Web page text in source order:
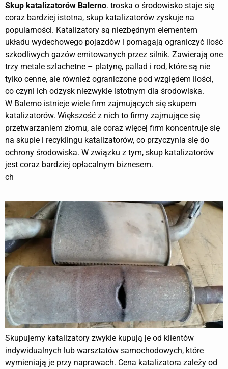
Skup katalizatorów Balerno. troska o środowisko staje się
coraz bardziej istotna, skup katalizatorów zyskuje na
popularności. Katalizatory są niezbędnym elementem
układu wydechowego pojazdów i pomagają ograniczyć ilość
szkodliwych gazów emitowanych przez silnik. Zawierają one
trzy metale szlachetne – platynę, pallad i rod, które są nie
tylko cenne, ale również ograniczone pod względem ilości,
co czyni ich odzysk niezwykle istotnym dla środowiska.
W Balerno istnieje wiele firm zajmujących się skupem
katalizatorów. Większość z nich to firmy zajmujące się
przetwarzaniem złomu, ale coraz więcej firm koncentruje się
na skupie i recyklingu katalizatorów, co przyczynia się do
ochrony środowiska. W związku z tym, skup katalizatorów
jest coraz bardziej opłacalnym biznesem.
ch
Skupujemy katalizatory zwykle kupują je od klientów
indywidualnych lub warsztatów samochodowych, które
wymieniają je przy naprawach. Cena katalizatora zależy od